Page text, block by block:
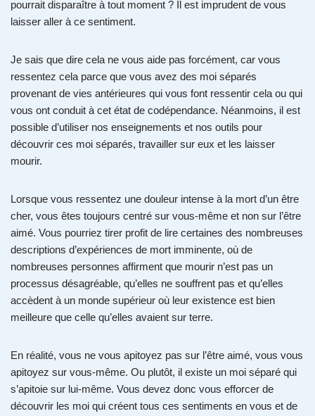
pourrait disparaître à tout moment ? Il est imprudent de vous
laisser aller à ce sentiment.
Je sais que dire cela ne vous aide pas forcément, car vous
ressentez cela parce que vous avez des moi séparés
provenant de vies antérieures qui vous font ressentir cela ou qui
vous ont conduit à cet état de codépendance. Néanmoins, il est
possible d’utiliser nos enseignements et nos outils pour
découvrir ces moi séparés, travailler sur eux et les laisser
mourir.
Lorsque vous ressentez une douleur intense à la mort d’un être
cher, vous êtes toujours centré sur vous-même et non sur l’être
aimé. Vous pourriez tirer profit de lire certaines des nombreuses
descriptions d’expériences de mort imminente, où de
nombreuses personnes affirment que mourir n’est pas un
processus désagréable, qu’elles ne souffrent pas et qu’elles
accèdent à un monde supérieur où leur existence est bien
meilleure que celle qu’elles avaient sur terre.
En réalité, vous ne vous apitoyez pas sur l’être aimé, vous vous
apitoyez sur vous-même. Ou plutôt, il existe un moi séparé qui
s’apitoie sur lui-même. Vous devez donc vous efforcer de
découvrir les moi qui créent tous ces sentiments en vous et de